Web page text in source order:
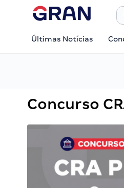
Últimas Notícias
Concurso